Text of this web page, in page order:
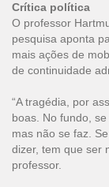
Crítica política
O professor
pesquisa aponta
mais ações de
de continuidade
“A tragédia, por
boas. No fundo,
mas não se faz.
dizer, tem que ser
professor.